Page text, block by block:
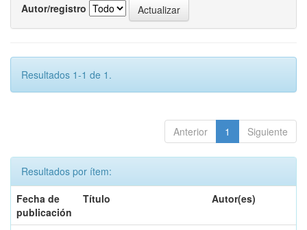
Autor/registro
Resultados 1-1 de 1.
Anterior 1 Siguiente
Resultados por ítem:
Fecha de
publicación
Título Autor(es)